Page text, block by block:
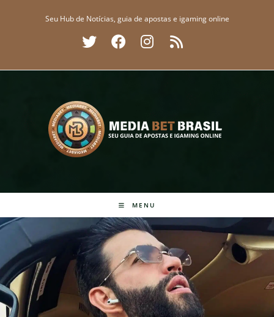
Seu Hub de Notícias, guia de apostas e igaming online
MENU